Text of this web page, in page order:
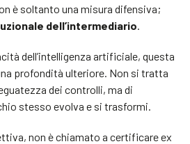
è soltanto una misura difensiva;
dell’intermediario.
dell’intelligenza artificiale, questa
profondità ulteriore. Non si tratta
dei controlli, ma di
stesso evolva e si trasformi.
non è chiamato a certificare ex